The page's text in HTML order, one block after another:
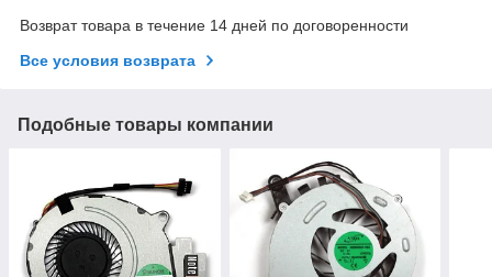
Возврат товара в течение 14 дней по договоренности
Все условия возврата
Подобные товары компании